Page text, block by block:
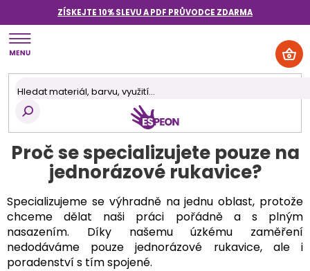
obsah
ZÍSKEJTE 10% SLEVU A PDF PRŮVODCE ZDARMA
Proč se specializujete pouze na
jednorázové rukavice?
Specializujeme se výhradně na jednu oblast, protože
chceme dělat naši práci pořádně a s plným
nasazením. Díky našemu úzkému zaměření
nedodáváme pouze jednorázové rukavice, ale i
poradenství s tím spojené.